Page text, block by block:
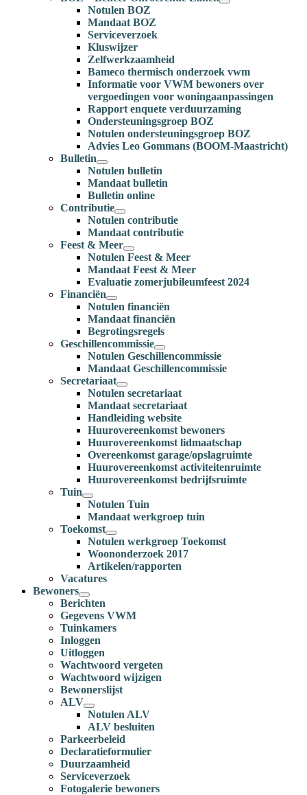
Notulen BOZ
Mandaat BOZ
Serviceverzoek
Kluswijzer
Zelfwerkzaamheid
Bameco thermisch onderzoek vwm
Informatie voor VWM bewoners over
vergoedingen voor woningaanpassingen
Rapport enquete verduurzaming
Ondersteuningsgroep BOZ
Notulen ondersteuningsgroep BOZ
Advies Leo Gommans (BOOM-Maastricht)
Bulletin
Notulen bulletin
Mandaat bulletin
Bulletin online
Contributie
Notulen contributie
Mandaat contributie
Feest & Meer
Notulen Feest & Meer
Mandaat Feest & Meer
Evaluatie zomerjubileumfeest 2024
Financiën
Notulen financiën
Mandaat financiën
Begrotingsregels
Geschillencommissie
Notulen Geschillencommissie
Mandaat Geschillencommissie
Secretariaat
Notulen secretariaat
Mandaat secretariaat
Handleiding website
Huurovereenkomst bewoners
Huurovereenkomst lidmaatschap
Overeenkomst garage/opslagruimte
Huurovereenkomst activiteitenruimte
Huurovereenkomst bedrijfsruimte
Tuin
Notulen Tuin
Mandaat werkgroep tuin
Toekomst
Notulen werkgroep Toekomst
Woononderzoek 2017
Artikelen/rapporten
Vacatures
Bewoners
Berichten
Gegevens VWM
Tuinkamers
Inloggen
Uitloggen
Wachtwoord vergeten
Wachtwoord wijzigen
Bewonerslijst
ALV
Notulen ALV
ALV besluiten
Parkeerbeleid
Declaratieformulier
Duurzaamheid
Serviceverzoek
Fotogalerie bewoners